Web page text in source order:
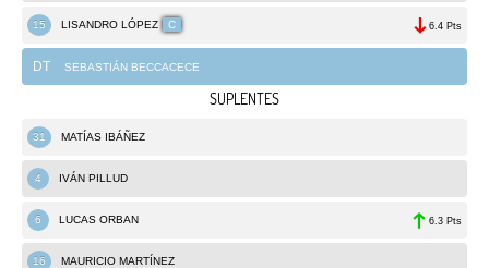
15 LISANDRO LÓPEZ C 6.4 Pts
DT SEBASTIÁN BECCACECE
SUPLENTES
31 MATÍAS IBÁÑEZ
4 IVÁN PILLUD
6 LUCAS ORBAN 6.3 Pts
16 MAURICIO MARTÍNEZ